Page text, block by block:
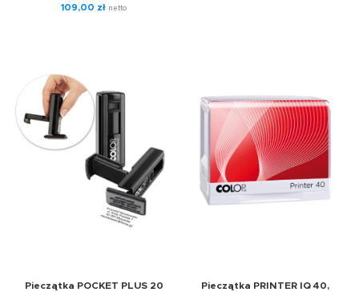
109,00 zł netto
Pieczątka POCKET PLUS 20
Pieczątka PRINTER IQ 40,